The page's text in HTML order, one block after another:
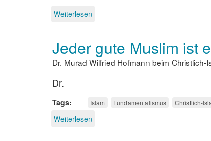
Weiterlesen
Gottes?
Jeder gute Muslim ist
Dr. Murad Wilfried Hofmann beim
Dr.
Tags Islam Fundamentalismus Christlich-
Weiterlesen